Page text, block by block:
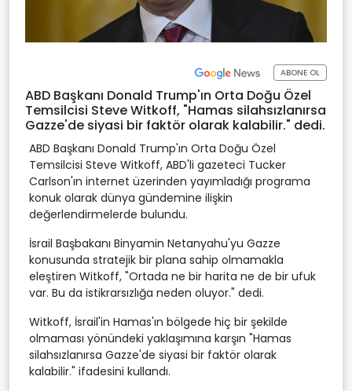
ABONE OL
ABD Başkanı Donald Trump'ın Orta Doğu Özel
Temsilcisi Steve Witkoff, "Hamas silahsızlanırsa
Gazze'de siyasi bir faktör olarak kalabilir." dedi.
ABD Başkanı Donald Trump'ın Orta Doğu Özel
Temsilcisi Steve Witkoff, ABD'li gazeteci Tucker
Carlson'ın internet üzerinden yayımladığı programa
konuk olarak dünya gündemine ilişkin
değerlendirmelerde bulundu.
İsrail Başbakanı Binyamin Netanyahu'yu Gazze
konusunda stratejik bir plana sahip olmamakla
eleştiren Witkoff, "Ortada ne bir harita ne de bir ufuk
var. Bu da istikrarsızlığa neden oluyor." dedi.
Witkoff, İsrail'in Hamas'ın bölgede hiç bir şekilde
olmaması yönündeki yaklaşımına karşın "Hamas
silahsızlanırsa Gazze'de siyasi bir faktör olarak
kalabilir." ifadesini kullandı.